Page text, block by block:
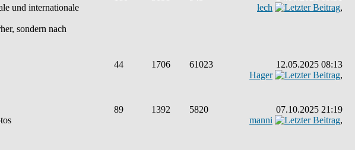
und internationale
sondern nach
lech
,
44 1706 61023
12.05.2025 08:13
Hager
,
89 1392 5820
07.10.2025 21:19
manni
,